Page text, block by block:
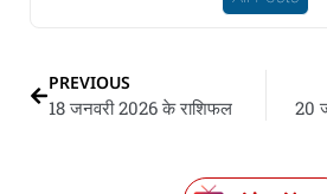
PREVIOUS
18 जनवरी 2026 के राशिफल 20